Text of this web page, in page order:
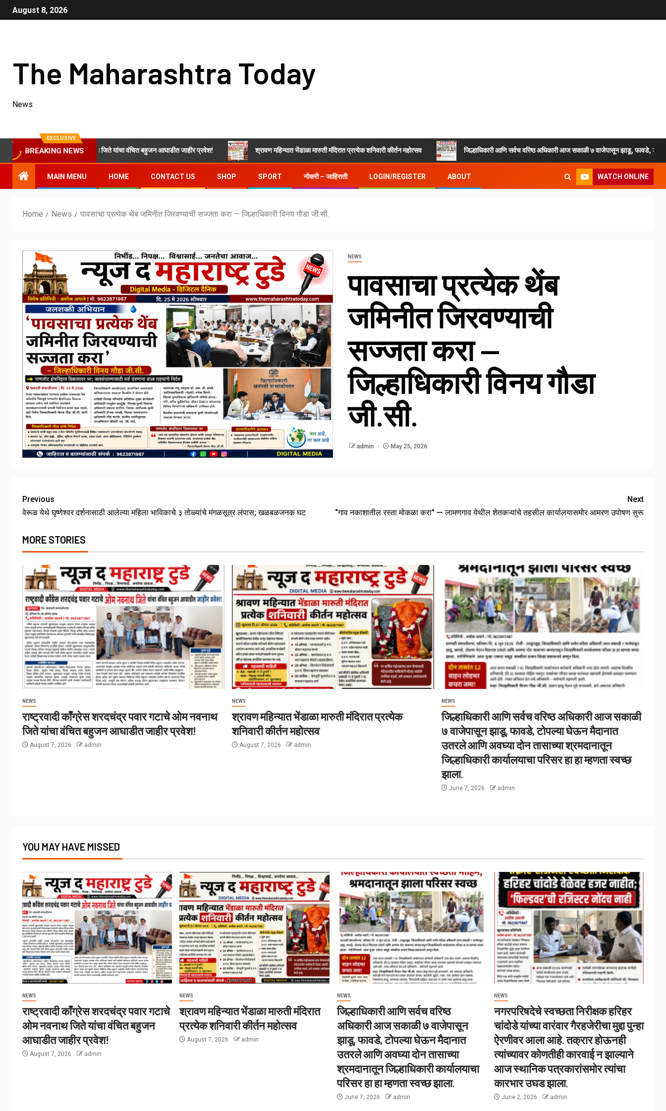
August 8, 2026
The Maharashtra Today
News
EXCLUSIVE
BREAKING NEWS
पवार गटाचे ओम नवनाथ जिते यांचा वंचित बहुजन आघाडीत जाहीर प्रवेश! श्रावण महिन्यात भेंडाळा मारुती मंदिरात प्रत्येक शनिवारी कीर्तन महोत्सव जिल्हाधिकारी आणि सर्वच वरिष्ठ अधिकारी आज सकाळी ७ वाजेपासून झाडू, फावडे, टोपल्या घेऊन
MAIN MENU HOME CONTACT US SHOP SPORT नौकरी – जाहिराती LOGIN/REGISTER ABOUT WATCH ONLINE
Home News पावसाचा प्रत्येक थेंब जमिनीत जिरवण्याची सज्जता करा — जिल्हाधिकारी विनय गौडा जी.सी.
NEWS
पावसाचा प्रत्येक थेंब
जमिनीत जिरवण्याची
सज्जता करा —
जिल्हाधिकारी विनय गौडा
जी.सी.
admin May 25, 2026
Previous
वेरूळ येथे घृष्णेश्वर दर्शनासाठी आलेल्या महिला भाविकाचे ३ तोळ्यांचे मंगळसूत्र लंपास; खळबळजनक घट
Next
“गाव नकाशातील रस्ता मोकळा करा” — लामणगाव येथील शेतकऱ्यांचे तहसील कार्यालयासमोर आमरण उपोषण सुरू
MORE STORIES
NEWS
राष्ट्रवादी काँग्रेस शरदचंद्र पवार गटाचे ओम नवनाथ
जिते यांचा वंचित बहुजन आघाडीत जाहीर प्रवेश!
August 7, 2026 admin
NEWS
श्रावण महिन्यात भेंडाळा मारुती मंदिरात प्रत्येक
शनिवारी कीर्तन महोत्सव
August 7, 2026 admin
NEWS
जिल्हाधिकारी आणि सर्वच वरिष्ठ अधिकारी आज सकाळी
७ वाजेपासून झाडू, फावडे, टोपल्या घेऊन मैदानात
उतरले आणि अवघ्या दोन तासाच्या श्रमदानातून
जिल्हाधिकारी कार्यालयाचा परिसर हा हा म्हणता स्वच्छ
झाला.
June 7, 2026 admin
YOU MAY HAVE MISSED
NEWS
राष्ट्रवादी काँग्रेस शरदचंद्र पवार गटाचे
ओम नवनाथ जिते यांचा वंचित बहुजन
आघाडीत जाहीर प्रवेश!
August 7, 2026 admin
NEWS
श्रावण महिन्यात भेंडाळा मारुती मंदिरात
प्रत्येक शनिवारी कीर्तन महोत्सव
August 7, 2026 admin
NEWS
जिल्हाधिकारी आणि सर्वच वरिष्ठ
अधिकारी आज सकाळी ७ वाजेपासून
झाडू, फावडे, टोपल्या घेऊन मैदानात
उतरले आणि अवघ्या दोन तासाच्या
श्रमदानातून जिल्हाधिकारी कार्यालयाचा
परिसर हा हा म्हणता स्वच्छ झाला.
June 7, 2026 admin
NEWS
नगरपरिषदेचे स्वच्छता निरीक्षक हरिहर
चांदोडे यांच्या वारंवार गैरहजेरीचा मुद्दा पुन्हा
ऐरणीवर आला आहे. तक्रार होऊनही
त्यांच्यावर कोणतीही कारवाई न झाल्याने
आज स्थानिक पत्रकारांसमोर त्यांचा
कारभार उघड झाला.
June 2, 2026 admin